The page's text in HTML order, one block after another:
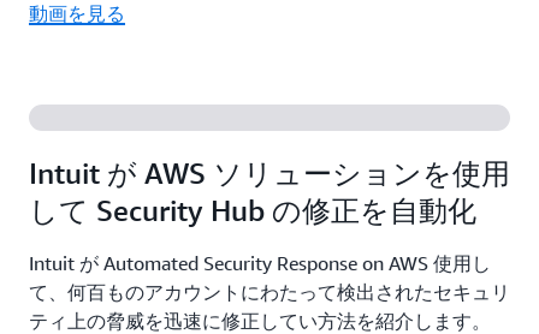
動画を見る
Intuit が AWS ソリューションを使用
して Security Hub の修正を自動化
Intuit が Automated Security Response on AWS 使用し
て、何百ものアカウントにわたって検出されたセキュリ
ティ上の脅威を迅速に修正してい方法を紹介します。